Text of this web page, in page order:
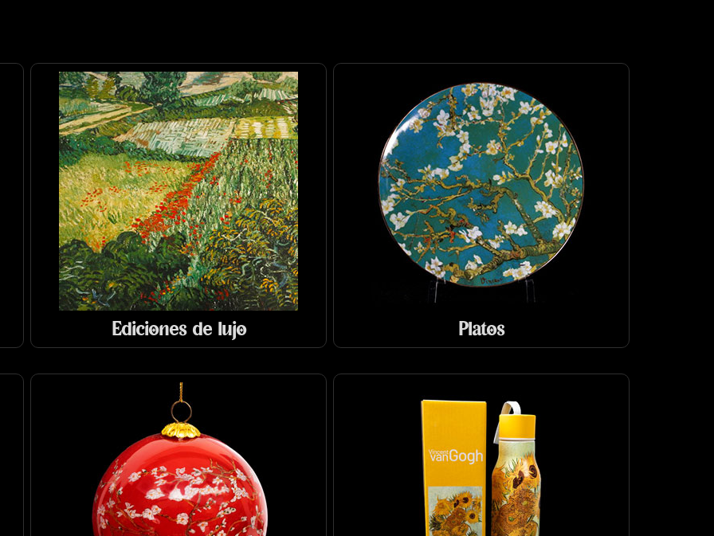
Ediciones de lujo Platos